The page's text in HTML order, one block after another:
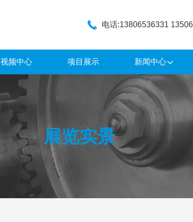
电话:13806536331
视频中心 项目展示 新闻中心
展览实景